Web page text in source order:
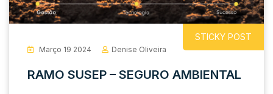
STICKY POST
Março 19 2024 Denise Oliveira
RAMO SUSEP – SEGURO AMBIENTAL